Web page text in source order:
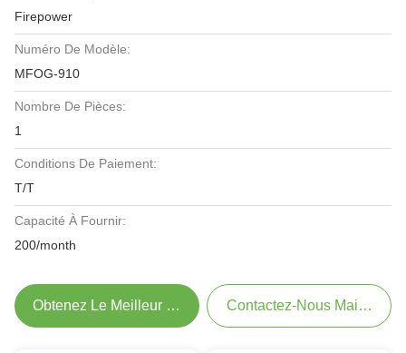
Firepower
Numéro De Modèle:
MFOG-910
Nombre De Pièces:
1
Conditions De Paiement:
T/T
Capacité À Fournir:
200/month
Obtenez Le Meilleur Prix Contactez-Nous Maintenant